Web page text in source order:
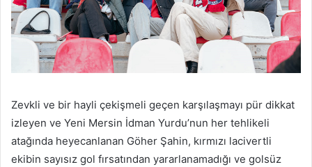
Zevkli ve bir hayli çekişmeli geçen karşılaşmayı pür dikkat
izleyen ve Yeni Mersin İdman Yurdu’nun her tehlikeli
atağında heyecanlanan Göher Şahin, kırmızı lacivertli
ekibin sayısız gol fırsatından yararlanamadığı ve golsüz